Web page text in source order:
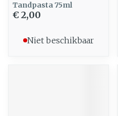
Tandpasta 75ml
€ 2,00
Niet beschikbaar